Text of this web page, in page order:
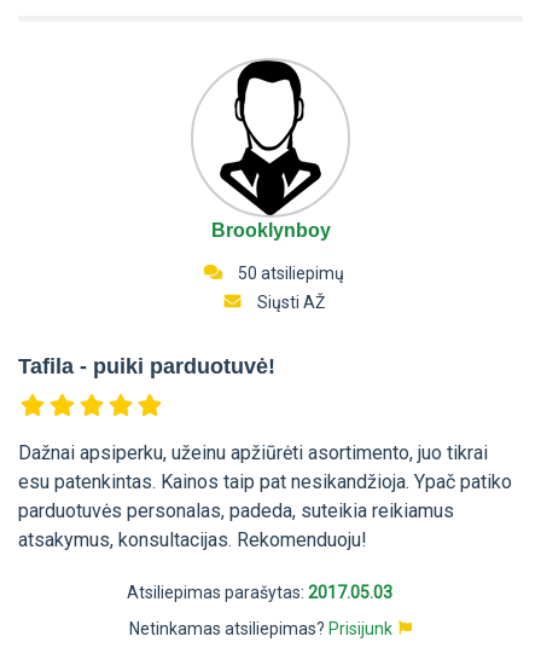
Brooklynboy
50 atsiliepimų
Siųsti AŽ
Tafila - puiki parduotuvė!
Dažnai apsiperku, užeinu apžiūrėti asortimento, juo tikrai
esu patenkintas. Kainos taip pat nesikandžioja. Ypač patiko
parduotuvės personalas, padeda, suteikia reikiamus
atsakymus, konsultacijas. Rekomenduoju!
Atsiliepimas parašytas: 2017.05.03
Netinkamas atsiliepimas? Prisijunk